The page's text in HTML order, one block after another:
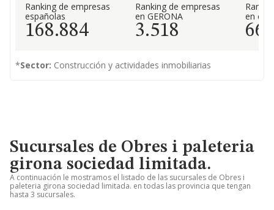
Ranking de empresas
españolas
168.884
Ranking de empresas
en GERONA
3.518
en el
668
*Sector: Construcción y actividades inmobiliarias
Sucursales de Obres i paleteria
girona sociedad limitada.
A continuación le mostramos el listado de las sucursales de Obres i
paleteria girona sociedad limitada. en todas las provincia que tengan
hasta 3 sucursales.